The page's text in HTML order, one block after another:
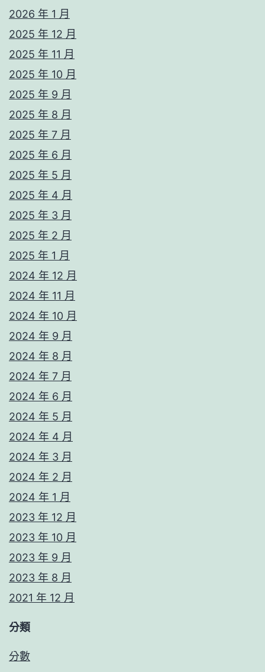
2026 年 1 月
2025 年 12 月
2025 年 11 月
2025 年 10 月
2025 年 9 月
2025 年 8 月
2025 年 7 月
2025 年 6 月
2025 年 5 月
2025 年 4 月
2025 年 3 月
2025 年 2 月
2025 年 1 月
2024 年 12 月
2024 年 11 月
2024 年 10 月
2024 年 9 月
2024 年 8 月
2024 年 7 月
2024 年 6 月
2024 年 5 月
2024 年 4 月
2024 年 3 月
2024 年 2 月
2024 年 1 月
2023 年 12 月
2023 年 10 月
2023 年 9 月
2023 年 8 月
2021 年 12 月
分類
分數